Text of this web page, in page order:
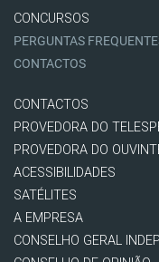
CONCURSOS
PERGUNTAS
CONTACTOS
CONTACTOS
PROVEDORA DO
PROVEDORA DO
ACESSIBILIDADES
SATÉLITES
A EMPRESA
CONSELHO GERAL